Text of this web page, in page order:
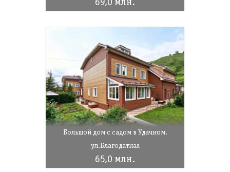
69,0 млн.
Большой дом с садом в Удачном.
ул.Благодатная
65,0 млн.